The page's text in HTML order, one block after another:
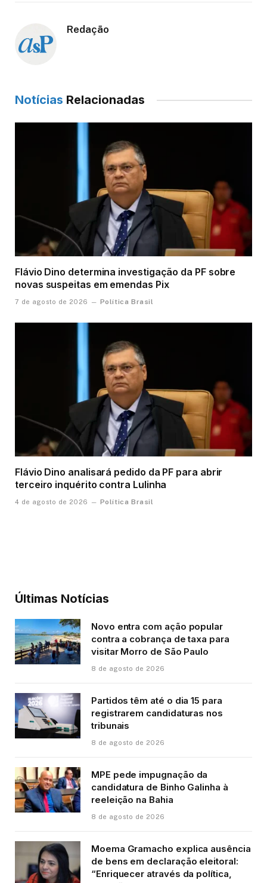
Redação
Notícias Relacionadas
Flávio Dino determina investigação da PF sobre
novas suspeitas em emendas Pix
7 de agosto de 2026 Política Brasil
Flávio Dino analisará pedido da PF para abrir
terceiro inquérito contra Lulinha
4 de agosto de 2026 Política Brasil
Últimas Notícias
Novo entra com ação popular
contra a cobrança de taxa para
visitar Morro de São Paulo
8 de agosto de 2026
Partidos têm até o dia 15 para
registrarem candidaturas nos
tribunais
8 de agosto de 2026
MPE pede impugnação da
candidatura de Binho Galinha à
reeleição na Bahia
8 de agosto de 2026
Moema Gramacho explica ausência
de bens em declaração eleitoral:
“Enriquecer através da política,